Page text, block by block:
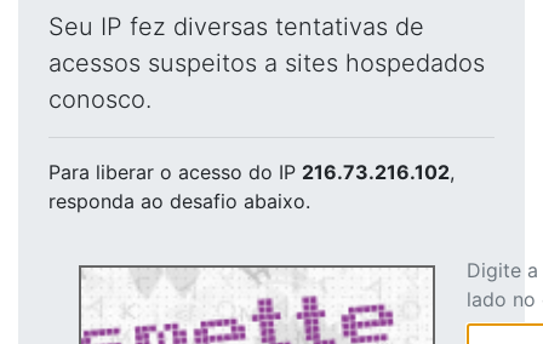
Seu IP fez diversas tentativas de
acessos suspeitos a sites hospedados
conosco.
Para liberar o acesso do IP 216.73.216.102,
responda ao desafio abaixo.
Digite
lado no